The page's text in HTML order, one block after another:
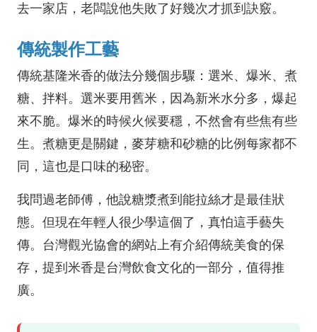
去一家店，老闆說他失敗了好幾次才抓到訣竅。
傳統製作工藝
傳統基隆米香的做法分幾個步驟：選米、爆米、煮
糖、拌料。選米要用舊米，因為新米水分多，爆起
來不脆。爆米的時候火候要穩，不然會有些焦有些
生。煮糖更是關鍵，麥芽糖和砂糖的比例每家都不
同，這也是口味的秘密。
我問過老師傅，他說糖漿煮到能拉絲才是最佳狀
態。但現在年輕人很少學這個了，真怕這手藝失
傳。台灣觀光協會的網站上有介紹傳統美食的保
存，提到米香是台灣飲食文化的一部分，值得推
廣。